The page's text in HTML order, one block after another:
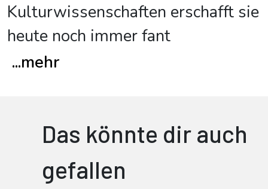
Kulturwissenschaften erschafft sie
heute noch immer fant
...mehr
Das könnte dir auch
gefallen